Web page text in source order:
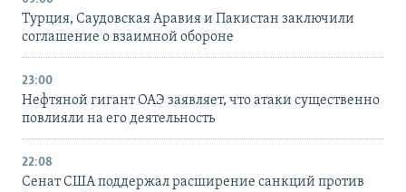
Турция, Саудовская Аравия и Пакистан заключили
соглашение о взаимной обороне
23:00
Нефтяной гигант ОАЭ заявляет, что атаки существенно
повлияли на его деятельность
22:08
Сенат США поддержал расширение санкций против